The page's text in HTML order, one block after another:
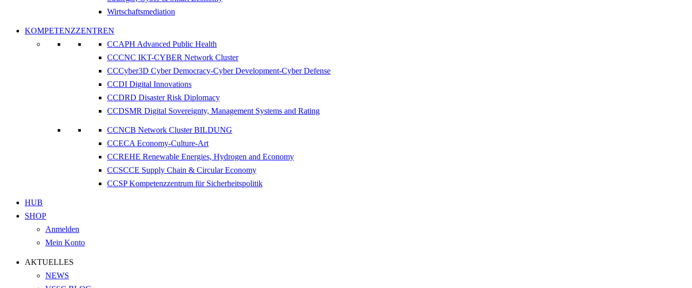
Wirtschaftsmediation
KOMPETENZZENTREN
CCAPH Advanced Public Health
CCCNC IKT-CYBER Network Cluster
CCCyber3D Cyber Democracy-Cyber Development-Cyber Defense
CCDI Digital Innovations
CCDRD Disaster Risk Diplomacy
CCDSMR Digital Sovereignty, Management Systems and Rating
CCNCB Network Cluster BILDUNG
CCECA Economy-Culture-Art
CCREHE Renewable Energies, Hydrogen and Economy
CCSCCE Supply Chain & Circular Economy
CCSP Kompetenzzentrum für Sicherheitspolitik
HUB
SHOP
Anmelden
Mein Konto
AKTUELLES
NEWS